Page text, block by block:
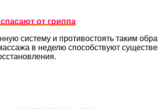
от гриппа
систему и противостоять таким
в неделю способствуют